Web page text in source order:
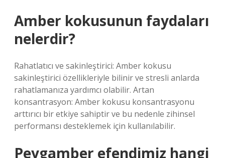
Amber kokusunun faydaları
nelerdir?
Rahatlatıcı ve sakinleştirici: Amber kokusu
sakinleştirici özellikleriyle bilinir ve stresli anlarda
rahatlamanıza yardımcı olabilir. Artan
konsantrasyon: Amber kokusu konsantrasyonu
arttırıcı bir etkiye sahiptir ve bu nedenle zihinsel
performansı desteklemek için kullanılabilir.
Peygamber efendimiz hangi